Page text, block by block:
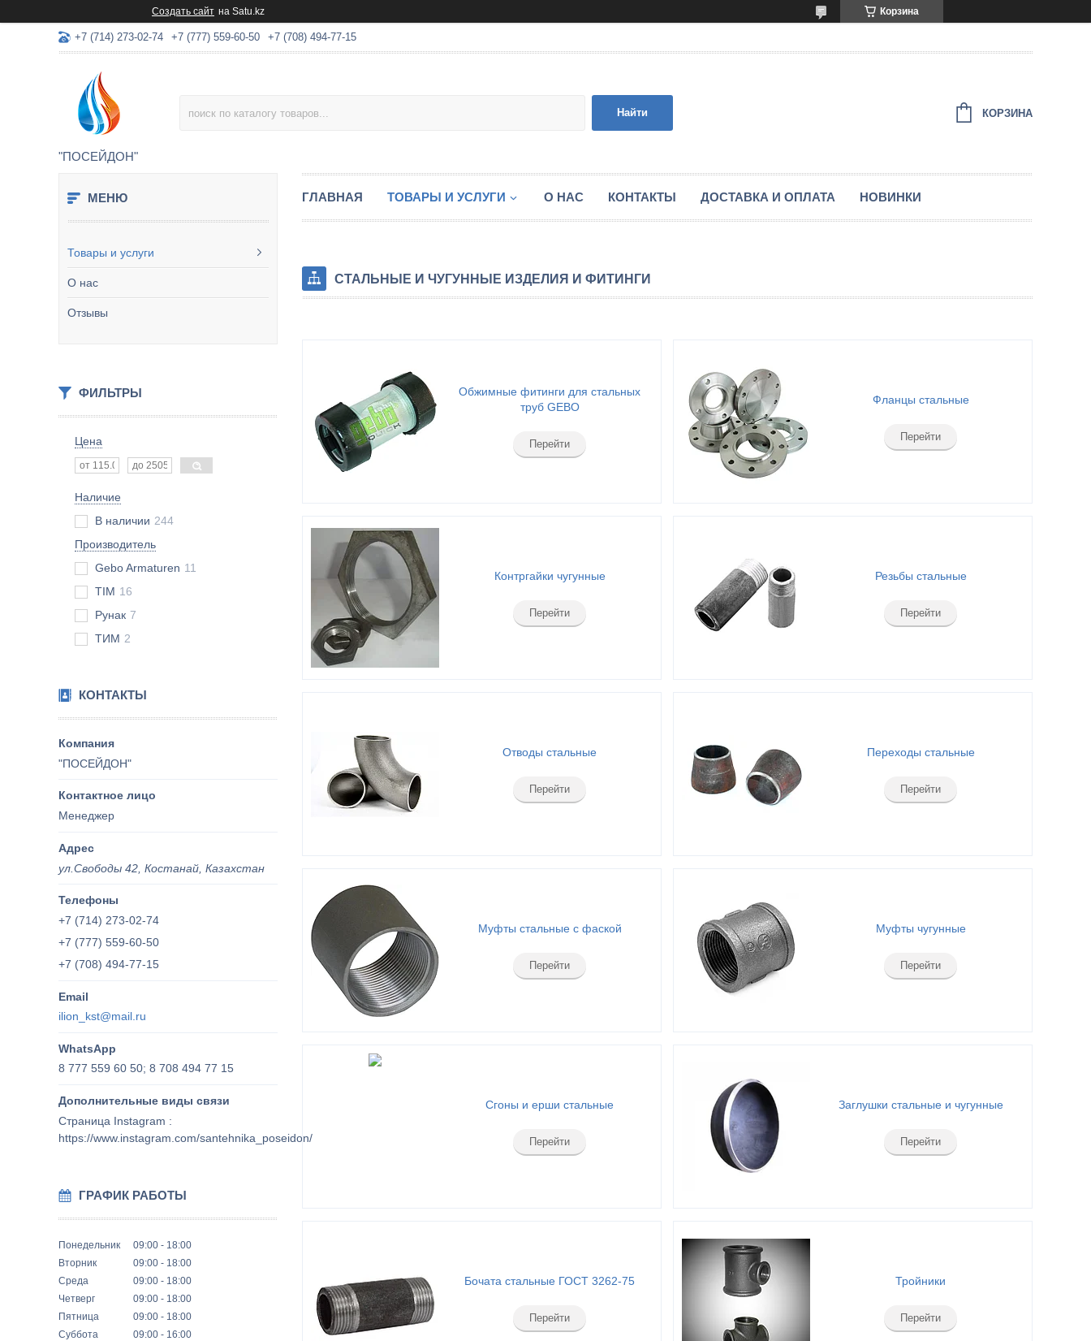
Создать сайт на Satu.kz Корзина
+7 (714) 273-02-74 +7 (777) 559-60-50 +7 (708) 494-77-15
"ПОСЕЙДОН"
Найти КОРЗИНА
Товары и услуги
О нас
Отзывы
ФИЛЬТРЫ
Цена
Наличие
В наличии 244
Производитель
Gebo Armaturen 11
TIM 16
Рунак 7
ТИМ 2
КОНТАКТЫ
"ПОСЕЙДОН"
Менеджер
ул.Свободы 42, Костанай, Казахстан
+7 (714) 273-02-74
+7 (777) 559-60-50
+7 (708) 494-77-15
ilion_kst@mail.ru
8 777 559 60 50; 8 708 494 77 15
Страница Instagram
https://www.instagram.com/santehnika_poseidon/
ГРАФИК РАБОТЫ
Понедельник 09:00
18:00
Вторник
09:00
18:00
Среда
09:00
18:00
Четверг
09:00
18:00
Пятница
09:00
18:00
Суббота
09:00
16:00
ГЛАВНАЯ ТОВАРЫ И УСЛУГИ О НАС КОНТАКТЫ ДОСТАВКА И ОПЛАТА НОВИНКИ
СТАЛЬНЫЕ И ЧУГУННЫЕ ИЗДЕЛИЯ И ФИТИНГИ
Обжимные фитинги для стальных
труб GEBO
Перейти
Фланцы стальные
Перейти
Контргайки чугунные
Перейти
Резьбы стальные
Перейти
Отводы стальные
Перейти
Переходы стальные
Перейти
Муфты стальные с фаской
Перейти
Муфты чугунные
Перейти
Сгоны и ерши стальные
Перейти
Заглушки стальные и чугунные
Перейти
Бочата стальные ГОСТ 3262-75
Перейти
Тройники
Перейти